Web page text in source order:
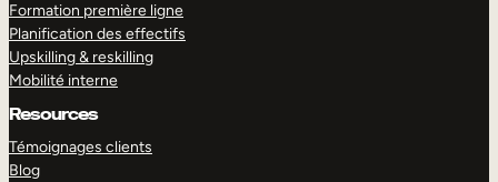
Formation première ligne
Planification des effectifs
Upskilling & reskilling
Mobilité interne
Resources
Témoignages clients
Blog